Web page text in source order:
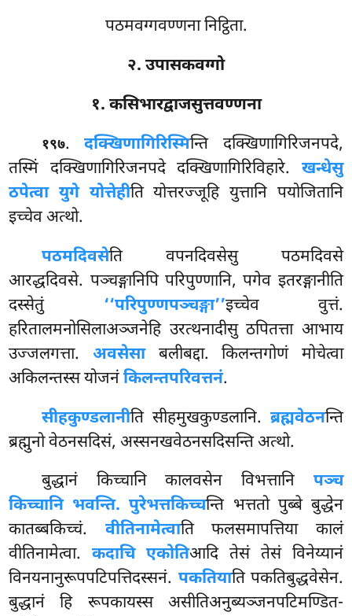
पठमवग्गवण्णना निट्ठिता.
२. उपासकवग्गो
१. कसिभारद्वाजसुत्तवण्णना
१९७.दक्खिणागिरिस्मिन्ति दक्खिणागिरिजनपदे,
तस्मिं दक्खिणागिरिजनपदे दक्खिणागिरिविहारे. खन्धेसु
ठपेत्वा युगे योत्तेहीति योत्तरज्जूहि युत्तानि पयोजितानि
इच्चेव अत्थो.
पठमदिवसेति वपनदिवसेसु पठमदिवसे
आरद्धदिवसे. पञ्चङ्गानिपि परिपुण्णानि, पगेव इतरङ्गानीति
दस्सेतुं ‘‘परिपुण्णपञ्चङ्गा’’इच्चेव वुत्तं.
हरितालमनोसिलाअञ्जनेहि उरत्थनादीसु ठपितत्ता आभाय
उज्जलगत्ता. अवसेसाबलीबद्दा. किलन्तगोणं मोचेत्वा
अकिलन्तस्स योजनंकिलन्तपरिवत्तनं.
सीहकुण्डलानीति सीहमुखकुण्डलानि. ब्रह्मवेठनन्ति
ब्रह्मुनो वेठनसदिसं, अस्सनखवेठनसदिसन्ति अत्थो.
बुद्धानं किच्चानि कालवसेन विभत्तानि पञ्च
किच्चानि भवन्ति. पुरेभत्तकिच्चन्ति भत्ततो पुब्बे बुद्धेन
कातब्बकिच्चं. वीतिनामेत्वाति फलसमापत्तिया कालं
वीतिनामेत्वा.कदाचि एकोतिआदि तेसं तेसं विनेय्यानं
विनयनानुरूपपटिपत्तिदस्सनं. पकतियाति पकतिबुद्धवेसेन.
बुद्धानं हि रूपकायस्स असीतिअनुब्यञ्जनपटिमण्डित-